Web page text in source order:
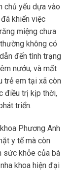
chủ yếu dựa vào
khiến việc
miệng chưa
không có
đến tình trạng
nướu, và mất
trẻ em tại xã còn
điều trị kịp thời,
triển.
Phương Anh
y tế mà còn
sức khỏe của bà
khoa hiện đại